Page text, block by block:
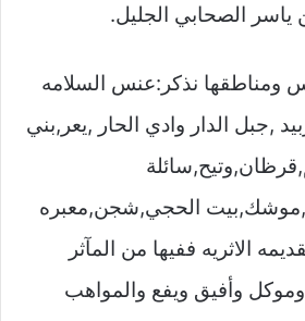
ياسر الصحابي الجليل.
ومناطقها نذكر:عنس السلامه
,جبل الدار وادي الحار ,يعر,بني
الحجي,شجن,معبره
الاثريه ففيها من المآثر
وأفيق ويفع والمواهب